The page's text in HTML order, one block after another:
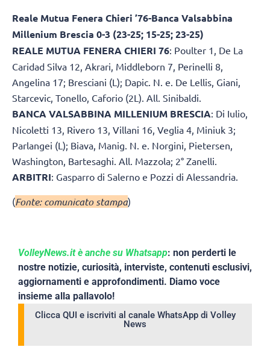
Reale Mutua Fenera Chieri ’76-Banca Valsabbina
Millenium Brescia 0-3 (23-25; 15-25; 23-25)
REALE MUTUA FENERA CHIERI 76: Poulter 1, De La
Caridad Silva 12, Akrari, Middleborn 7, Perinelli 8,
Angelina 17; Bresciani (L); Dapic. N. e. De Lellis, Giani,
Starcevic, Tonello, Caforio (2L). All. Sinibaldi.
BANCA VALSABBINA MILLENIUM BRESCIA: Di Iulio,
Nicoletti 13, Rivero 13, Villani 16, Veglia 4, Miniuk 3;
Parlangei (L); Biava, Manig. N. e. Norgini, Pietersen,
Washington, Bartesaghi. All. Mazzola; 2° Zanelli.
ARBITRI: Gasparro di Salerno e Pozzi di Alessandria.
(Fonte: comunicato stampa)
VolleyNews.it è anche su Whatsapp: non perderti le
nostre notizie, curiosità, interviste, contenuti esclusivi,
aggiornamenti e approfondimenti. Diamo voce
insieme alla pallavolo!
Clicca QUI e iscriviti al canale WhatsApp di Volley
News